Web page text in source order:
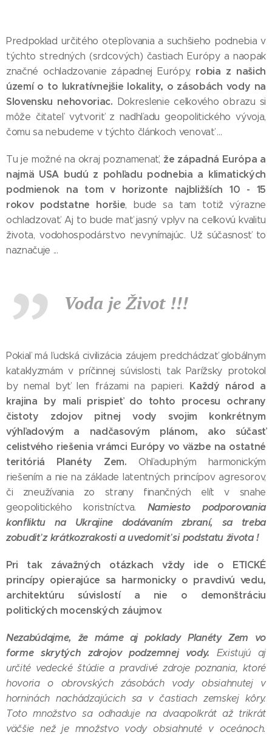
Predpoklad určitého otepľovania a suchšieho podnebia v
týchto stredných (srdcových) častiach Európy a naopak
značné ochladzovanie západnej Európy, robia z našich
území o to lukratívnejšie lokality, o zásobách vody na
Slovensku nehovoriac. Dokreslenie celkového obrazu si
môže čitateľ vytvoriť z nadhľadu geopolitického vývoja,
čomu sa nebudeme v týchto článkoch venovať ...
Tu je možné na okraj poznamenať, že západná Európa a
najmä USA budú z pohľadu podnebia a klimatických
podmienok na tom v horizonte najbližších 10 - 15
rokov podstatne horšie, bude sa tam totiž výrazne
ochladzovať. Aj to bude mať jasný vplyv na celkovú kvalitu
života, vodohospodárstvo nevynímajúc. Už súčasnosť to
naznačuje ...
Voda je Život !!!
Pokiaľ má ľudská civilizácia záujem predchádzať globálnym
kataklyzmám v príčinnej súvislosti, tak Parížsky protokol
by nemal byť len frázami na papieri. Každý národ a
krajina by mali prispieť do tohto procesu ochrany
čistoty zdojov pitnej vody svojim konkrétnym
výhľadovým a nadčasovým plánom, ako súčasť
celistvého riešenia vrámci Európy vo väzbe na ostatné
teritóriá Planéty Zem. Ohľaduplným harmonickým
riešením a nie na základe latentných princípov agresorov,
či zneužívania zo strany finančných elít v snahe
geopolitického koristníctva. Namiesto podporovania
konfliktu na Ukrajine dodávaním zbraní, sa treba
zobudiť z krátkozrakosti a uvedomiť si podstatu života !
Pri tak závažných otázkach vždy ide o ETICKÉ
princípy opierajúce sa harmonicky o pravdivú vedu,
architektúru súvislostí a nie o demonštráciu
politických mocenských záujmov.
Nezabúdajme, že máme aj poklady Planéty Zem vo
forme skrytých zdrojov podzemnej vody. Existujú aj
určité vedecké štúdie a pravdivé zdroje poznania, ktoré
hovoria o obrovských zásobách vody obsiahnutej v
horninách nachádzajúcich sa v častiach zemskej kôry.
Toto množstvo sa odhaduje na dvaapolkrát až trikrát
väčšie než je množstvo vody obsiahnuté v oceánoch.